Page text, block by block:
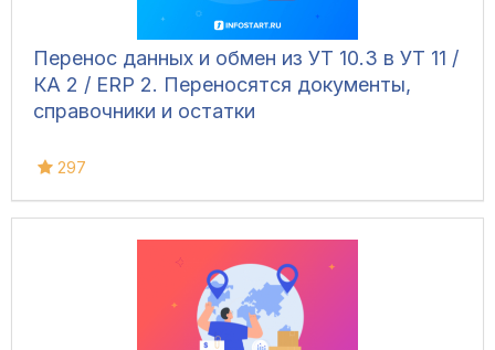
Перенос данных и обмен из УТ 10.3 в УТ 11 /
КА 2 / ERP 2. Переносятся документы,
справочники и остатки
297